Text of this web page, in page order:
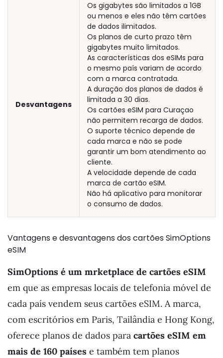
Desvantagens
Os gigabytes são limitados a 1GB
ou menos e eles não têm cartões
de dados ilimitados.
Os planos de curto prazo têm
gigabytes muito limitados.
As características dos eSIMs para
o mesmo país variam de acordo
com a marca contratada.
A duração dos planos de dados é
limitada a 30 dias.
Os cartões eSIM para Curaçao
não permitem recarga de dados.
O suporte técnico depende de
cada marca e não se pode
garantir um bom atendimento ao
cliente.
A velocidade depende de cada
marca de cartão eSIM.
Não há aplicativo para monitorar
o consumo de dados.
Vantagens e desvantagens dos cartões SimOptions
eSIM
SimOptions é um mrketplace de cartões eSIM
em que as empresas locais de telefonia móvel de
cada país vendem seus cartões eSIM. A marca,
com escritórios em Paris, Tailândia e Hong Kong,
oferece planos de dados para cartões eSIM em
mais de 160 países e também tem planos